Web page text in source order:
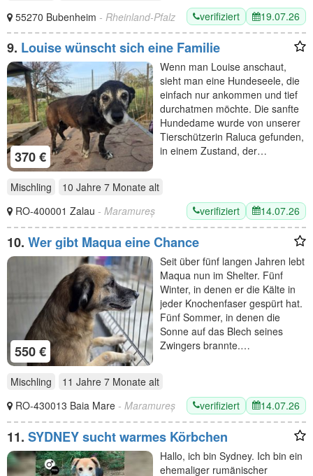
55270 Bubenheim - Rheinland-Pfalz verifiziert 19.07.26
9. Louise wünscht sich eine Familie
370 €
Wenn man Louise anschaut,
sieht man eine Hundeseele, die
einfach nur ankommen und tief
durchatmen möchte. Die sanfte
Hundedame wurde von unserer
Tierschützerin Raluca gefunden,
in einem Zustand, der…
Mischling 10 Jahre 7 Monate alt
RO-400001 Zalau - Maramureș verifiziert 14.07.26
10. Wer gibt Maqua eine Chance
550 €
Seit über fünf langen Jahren lebt
Maqua nun im Shelter. Fünf
Winter, in denen er die Kälte in
jeder Knochenfaser gespürt hat.
Fünf Sommer, in denen die
Sonne auf das Blech seines
Zwingers brannte.…
Mischling 11 Jahre 7 Monate alt
RO-430013 Baia Mare - Maramureș verifiziert 14.07.26
11. SYDNEY sucht warmes Körbchen
Hallo, ich bin Sydney. Ich bin ein
ehemaliger rumänischer